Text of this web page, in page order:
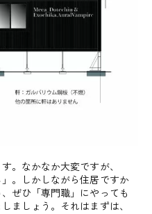
。なかなか大変ですが、
。しかしながら住居ですか
ぜひ「専門職」にやっても
ましょう。それはまずは、